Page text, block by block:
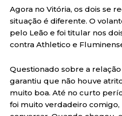
Agora no Vitória, os dois se
situação é diferente. O
pelo Leão e foi titular nos
contra Athletico e
Questionado sobre a
garantiu que não houve
muito boa. Até no curto
foi muito verdadeiro